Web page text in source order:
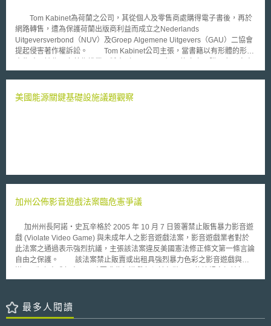
定，要求自4月15日起，進口至歐盟的中國米類產品應檢附非基改證明
（GMO-free certification），且此非基改證明應由歐盟官方所設立或認可之
實驗室，使用特定的GMO檢測技術檢測後，檢測結果發現未含有GMO成分
時，始能核發非基改證明。 雖然歐盟並非我國農產品的主要外銷國
法制與先進各國尚有所落差，而我國最主要的農產品出口國—日本，其
GMO的檢測）的規定，倘若我國在發展GMO時，未能妥善落實GMO的管
Tom Kabinet為荷蘭之公司，其從個人及零售商處購得電子書後，再於
網路轉售，遭為保護荷蘭出版商利益而成立之Nederlands
Uitgeversverbond（NUV）及Groep Algemene Uitgevers（GAU）二協會
提起侵害著作權訴訟。 Tom Kabinet公司主張，當書籍以有形體的形式
出售，而不會侵害作者或出版者的智慧財產權，此原則亦應適用於數位重製
為，構成著作權指令（Directive 2001/29/EC）所指在未經授權的情形下，
眾轉售經下載且得永久使用的電子書之行為，並非散布權，而是向大眾傳播
在轉售電子書前，須先取得作者的同意。 針對歐盟法院此一裁定，
亦會影響音樂和電影產業，讓音樂和電影的下載拷貝版本同樣也無法再轉
售。
美國能源關鍵基礎設施議題觀察
加州公佈影音遊戲法案臨危憲爭議
加州州長阿諾‧史瓦辛格於 2005 年 10 月 7 日簽署禁止販售暴力影音遊
戲 (Violate Video Game) 與未成年人之影音遊戲法案，影音遊戲業者對於
此法案之通過表示強烈抗議，主張該法案違反美國憲法修正條文第一條言論
自由之保護。 該法案禁止販賣或出租具強烈暴力色彩之影音遊戲與未
明顯之「 18 」字樣，違者將處以 1000 美元以下之罰金。州長史瓦辛格先
其家長決定之，故此法案並未限制該未成年人之家長購買或租用該類遊戲提
供未成年人使用。 美國「影音軟體業者協會」 (Video Software Dealer
最多人閱讀